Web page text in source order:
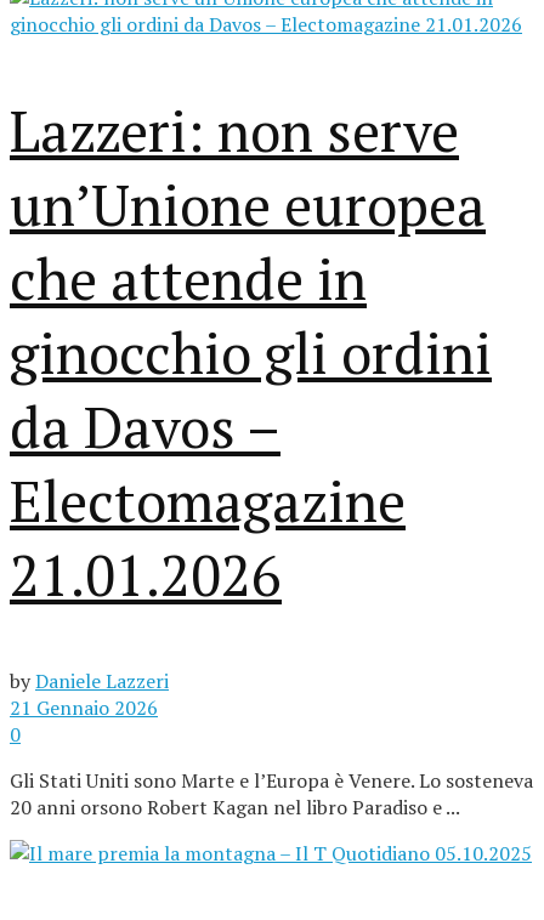
Lazzeri: non serve
un’Unione europea
che attende in
ginocchio gli ordini
da Davos –
Electomagazine
21.01.2026
byDaniele Lazzeri
21 Gennaio 2026
0
Gli Stati Uniti sono Marte e l’Europa è Venere. Lo sosteneva
20 anni orsono Robert Kagan nel libro Paradiso e ...